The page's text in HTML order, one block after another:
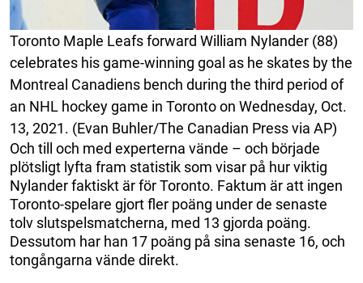
Toronto Maple Leafs forward William Nylander (88)
celebrates his game-winning goal as he skates by the
Montreal Canadiens bench during the third period of
an NHL hockey game in Toronto on Wednesday, Oct.
13, 2021. (Evan Buhler/The Canadian Press via AP)
Och till och med experterna vände – och började
plötsligt lyfta fram statistik som visar på hur viktig
Nylander faktiskt är för Toronto. Faktum är att ingen
Toronto-spelare gjort fler poäng under de senaste
tolv slutspelsmatcherna, med 13 gjorda poäng.
Dessutom har han 17 poäng på sina senaste 16, och
tongångarna vände direkt.